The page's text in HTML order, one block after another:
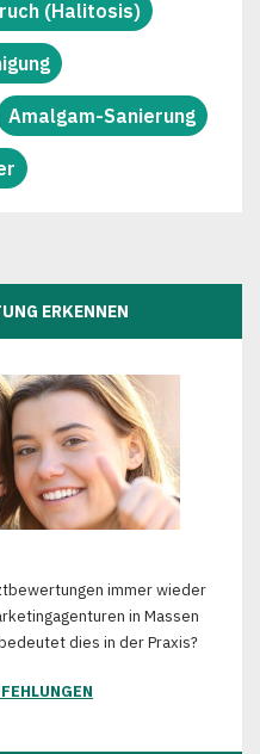
(Halitosis)
Amalgam-Sanierung
ERKENNEN
immer wieder
in Massen
dies in der Praxis?